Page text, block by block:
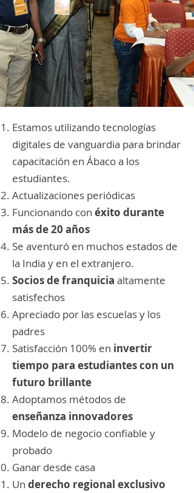
Estamos utilizando tecnologías
digitales de vanguardia para brindar
capacitación en Ábaco a los
estudiantes.
Actualizaciones periódicas
Funcionando con éxito durante
más de 20 años
Se aventuró en muchos estados de
la India y en el extranjero.
Socios de franquicia altamente
satisfechos
Apreciado por las escuelas y los
padres
Satisfacción 100% en invertir
tiempo para estudiantes con un
futuro brillante
Adoptamos métodos de
enseñanza innovadores
Modelo de negocio confiable y
probado
Ganar desde casa
Un derecho regional exclusivo